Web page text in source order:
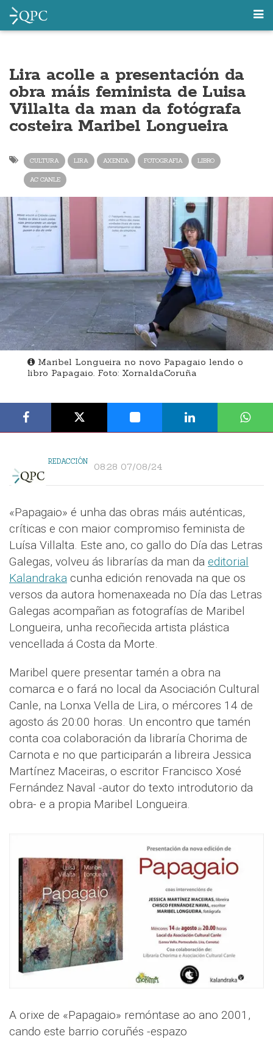
Lira acolle a presentación da
obra máis feminista de Luisa
Villalta da man da fotógrafa
costeira Maribel Longueira
CULTURA LIRA AXENDA FOTOGRAFIA LIBRO
AC CANLE
Maribel Longueira no novo Papagaio lendo o
libro Papagaio. Foto: XornaldaCoruña
REDACCIÓN 08:28 07/08/24
«Papagaio» é unha das obras máis auténticas,
críticas e con maior compromiso feminista de
Luísa Villalta. Este ano, co gallo do Día das Letras
Galegas, volveu ás librarías da man da editorial
Kalandraka cunha edición renovada na que os
versos da autora homenaxeada no Día das Letras
Galegas acompañan as fotografías de Maribel
Longueira, unha recoñecida artista plástica
vencellada á Costa da Morte.
Maribel quere presentar tamén a obra na
comarca e o fará no local da Asociación Cultural
Canle, na Lonxa Vella de Lira, o mércores 14 de
agosto ás 20:00 horas. Un encontro que tamén
conta coa colaboración da libraría Chorima de
Carnota e no que participarán a libreira Jessica
Martínez Maceiras, o escritor Francisco Xosé
Fernández Naval -autor do texto introdutorio da
obra- e a propia Maribel Longueira.
A orixe de «Papagaio» remóntase ao ano 2001,
cando este barrio coruñés -espazo